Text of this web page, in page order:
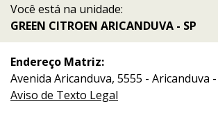
Você está na unidade:
GREEN CITROEN ARICANDUVA - SP
Endereço Matriz:
Avenida Aricanduva, 5555 - Aricanduva
Aviso de Texto Legal